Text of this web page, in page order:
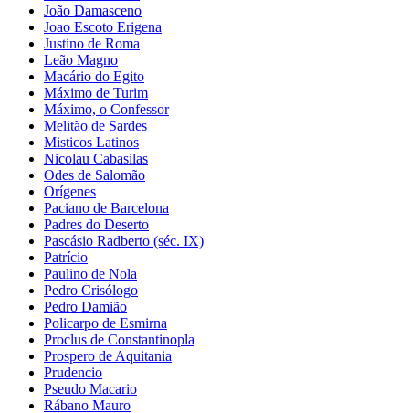
João Damasceno
Joao Escoto Erigena
Justino de Roma
Leão Magno
Macário do Egito
Máximo de Turim
Máximo, o Confessor
Melitão de Sardes
Misticos Latinos
Nicolau Cabasilas
Odes de Salomão
Orígenes
Paciano de Barcelona
Padres do Deserto
Pascásio Radberto (séc. IX)
Patrício
Paulino de Nola
Pedro Crisólogo
Pedro Damião
Policarpo de Esmirna
Proclus de Constantinopla
Prospero de Aquitania
Prudencio
Pseudo Macario
Rábano Mauro